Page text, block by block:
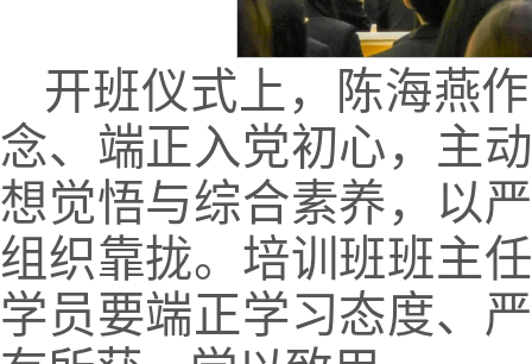
开班仪式上，陈海燕
念、端正入党初心，主
想觉悟与综合素养，以
组织靠拢。培训班班主
学员要端正学习态度、